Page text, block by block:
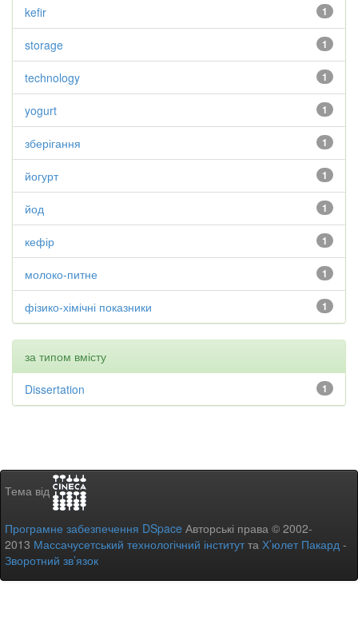
1
kefir
1
storage
1
technology
1
yogurt
1
зберігання
1
йогурт
1
йод
1
кефір
1
молоко-питне
1
фізико-хімічні показники
за типом вмісту
1
Dissertation
Тема від
Програмне забезпечення DSpace Авторські права © 2002-
2013 Массачусетський технологічний інститутта Х’юлет Пакард -
Зворотний зв’язок